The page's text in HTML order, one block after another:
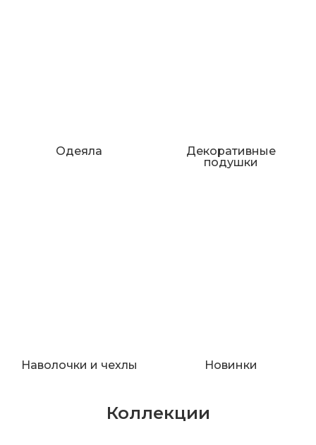
Одеяла
Декоративные
подушки
Наволочки и чехлы Новинки
Коллекции